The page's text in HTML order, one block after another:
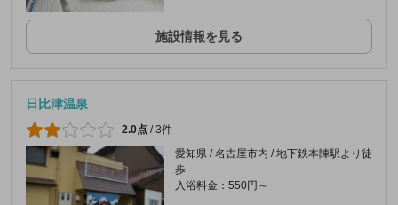
施設情報を見る
日比津温泉
2.0点 /3件
愛知県 / 名古屋市内 / 地下鉄本陣駅より徒
歩
入浴料金：550円～